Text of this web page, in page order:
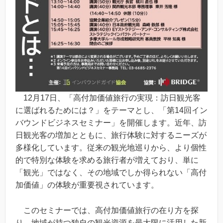
12月17日、「高付加価値旅行の実現：訪日観光客
に選ばれるためには？」をテーマとし、「第14回イン
バウンドビジネスセミナー」を開催します。近年、訪
日観光客の増加とともに、旅行体験に対するニーズが
多様化しています。従来の観光地巡りから、より個性
的で特別な体験を求める旅行者が増えており、単に
「観光」ではなく、その地域でしか得られない「高付
加価値」の体験が重要視されています。
このセミナーでは、高付加価値旅行の在り方を探